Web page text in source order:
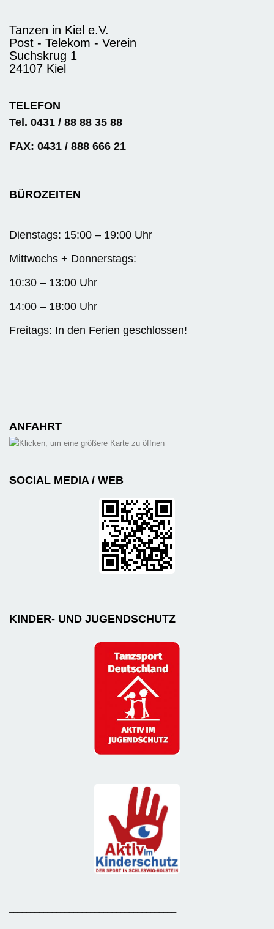
Tanzen in Kiel e.V.
Post - Telekom - Verein
Suchskrug 1
24107 Kiel
TELEFON
Tel. 0431 / 88 88 35 88
FAX: 0431 / 888 666 21
BÜROZEITEN
Dienstags: 15:00 – 19:00 Uhr
Mittwochs + Donnerstags:
10:30 – 13:00 Uhr
14:00 – 18:00 Uhr
Freitags: In den Ferien geschlossen!
ANFAHRT
SOCIAL MEDIA / WEB
KINDER- UND JUGENDSCHUTZ